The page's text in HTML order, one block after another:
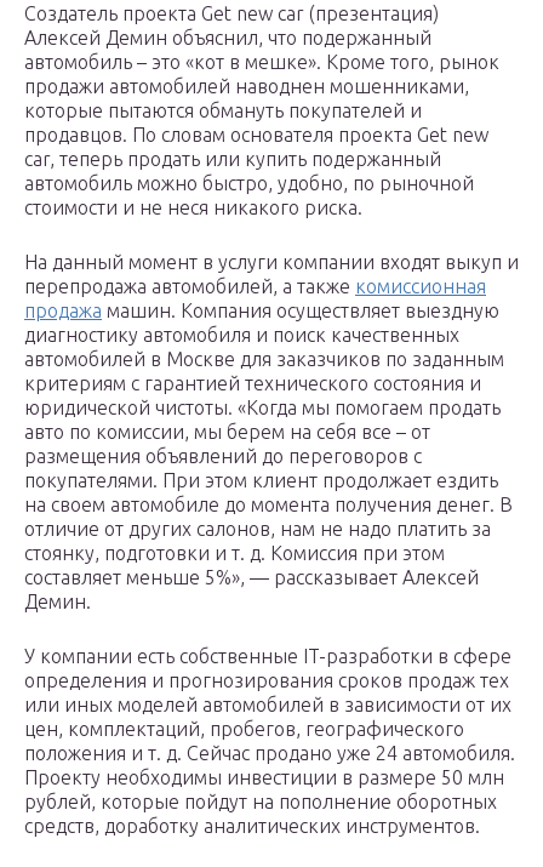
Создатель проекта Get new car (презентация)
Алексей Демин объяснил, что подержанный
автомобиль – это «кот в мешке». Кроме того, рынок
продажи автомобилей наводнен мошенниками,
которые пытаются обмануть покупателей и
продавцов. По словам основателя проекта Get new
car, теперь продать или купить подержанный
автомобиль можно быстро, удобно, по рыночной
стоимости и не неся никакого риска.
На данный момент в услуги компании входят выкуп и
перепродажа автомобилей, а также комиссионная
продажа машин. Компания осуществляет выездную
диагностику автомобиля и поиск качественных
автомобилей в Москве для заказчиков по заданным
критериям с гарантией технического состояния и
юридической чистоты. «Когда мы помогаем продать
авто по комиссии, мы берем на себя все – от
размещения объявлений до переговоров с
покупателями. При этом клиент продолжает ездить
на своем автомобиле до момента получения денег. В
отличие от других салонов, нам не надо платить за
стоянку, подготовки и т. д. Комиссия при этом
составляет меньше 5%», — рассказывает Алексей
Демин.
У компании есть собственные IT-разработки в сфере
определения и прогнозирования сроков продаж тех
или иных моделей автомобилей в зависимости от их
цен, комплектаций, пробегов, географического
положения и т. д. Сейчас продано уже 24 автомобиля.
Проекту необходимы инвестиции в размере 50 млн
рублей, которые пойдут на пополнение оборотных
средств, доработку аналитических инструментов.